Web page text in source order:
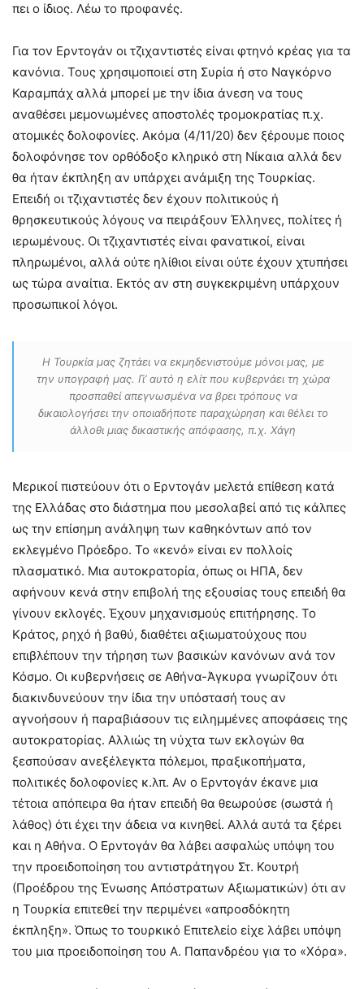
πει ο ίδιος. Λέω το προφανές.
Για τον Ερντογάν οι τζιχαντιστές είναι φτηνό κρέας για τα
κανόνια. Τους χρησιμοποιεί στη Συρία ή στο Ναγκόρνο
Καραμπάχ αλλά μπορεί με την ίδια άνεση να τους
αναθέσει μεμονωμένες αποστολές τρομοκρατίας π.χ.
ατομικές δολοφονίες. Ακόμα (4/11/20) δεν ξέρουμε ποιος
δολοφόνησε τον ορθόδοξο κληρικό στη Νίκαια αλλά δεν
θα ήταν έκπληξη αν υπάρχει ανάμιξη της Τουρκίας.
Επειδή οι τζιχαντιστές δεν έχουν πολιτικούς ή
θρησκευτικούς λόγους να πειράξουν Έλληνες, πολίτες ή
ιερωμένους. Οι τζιχαντιστές είναι φανατικοί, είναι
πληρωμένοι, αλλά ούτε ηλίθιοι είναι ούτε έχουν χτυπήσει
ως τώρα αναίτια. Εκτός αν στη συγκεκριμένη υπάρχουν
προσωπικοί λόγοι.
Η Τουρκία μας ζητάει να εκμηδενιστούμε μόνοι μας, με
την υπογραφή μας. Γι’ αυτό η ελίτ που κυβερνάει τη χώρα
προσπαθεί απεγνωσμένα να βρει τρόπους να
δικαιολογήσει την οποιαδήποτε παραχώρηση και θέλει το
άλλοθι μιας δικαστικής απόφασης, π.χ. Χάγη
Μερικοί πιστεύουν ότι ο Ερντογάν μελετά επίθεση κατά
της Ελλάδας στο διάστημα που μεσολαβεί από τις κάλπες
ως την επίσημη ανάληψη των καθηκόντων από τον
εκλεγμένο Πρόεδρο. Το «κενό» είναι εν πολλοίς
πλασματικό. Μια αυτοκρατορία, όπως οι ΗΠΑ, δεν
αφήνουν κενά στην επιβολή της εξουσίας τους επειδή θα
γίνουν εκλογές. Έχουν μηχανισμούς επιτήρησης. Το
Κράτος, ρηχό ή βαθύ, διαθέτει αξιωματούχους που
επιβλέπουν την τήρηση των βασικών κανόνων ανά τον
Κόσμο. Οι κυβερνήσεις σε Αθήνα-Άγκυρα γνωρίζουν ότι
διακινδυνεύουν την ίδια την υπόστασή τους αν
αγνοήσουν ή παραβιάσουν τις ειλημμένες αποφάσεις της
αυτοκρατορίας. Αλλιώς τη νύχτα των εκλογών θα
ξεσπούσαν ανεξέλεγκτα πόλεμοι, πραξικοπήματα,
πολιτικές δολοφονίες κ.λπ. Αν ο Ερντογάν έκανε μια
τέτοια απόπειρα θα ήταν επειδή θα θεωρούσε (σωστά ή
λάθος) ότι έχει την άδεια να κινηθεί. Αλλά αυτά τα ξέρει
και η Αθήνα. Ο Ερντογάν θα λάβει ασφαλώς υπόψη του
την προειδοποίηση του αντιστράτηγου Στ. Κουτρή
(Προέδρου της Ένωσης Απόστρατων Αξιωματικών) ότι αν
η Τουρκία επιτεθεί την περιμένει «απροσδόκητη
έκπληξη». Όπως το τουρκικό Επιτελείο είχε λάβει υπόψη
του μια προειδοποίηση του Α. Παπανδρέου για το «Χόρα».